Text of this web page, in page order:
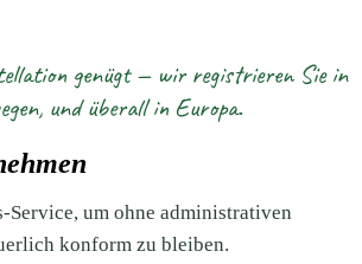
genügt — wir registrieren Sie in
und überall in Europa.
Service, um ohne administrativen
konform zu bleiben.